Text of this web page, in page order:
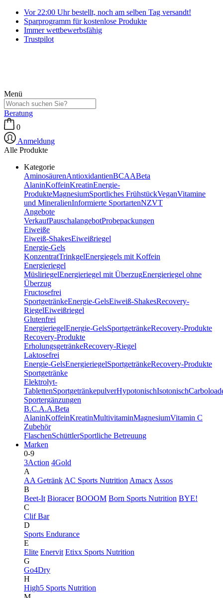
Vor 22:00 Uhr bestellt, noch am selben Tag versandt!
Sparprogramm für kostenlose Produkte
Immer wettbewerbsfähig
Trustpilot
Menü
Beratung
0
Anmeldung
Alle Produkte
Kategorie
AminosäurenAntioxidantienBCAABeta
AlaninKoffeinKreatinEnergie-
ProdukteMagnesiumSportliches FrühstückVeganVitamine
und MineralienInformierte SportartenNZVT
Angebote
VerkaufPauschalangebotProbepackungen
Eiweiße
Eiweiß-ShakesEiweißriegel
Energie-Gels
KonzentratTrinkgelEnergiegels mit Koffein
Energieriegel
MüsliriegelEnergieriegel mit ÜberzugEnergieriegel ohne
Überzug
Fructosefrei
SportgetränkeEnergie-GelsEiweiß-ShakesRecovery-
RiegelEiweißriegel
Glutenfrei
EnergieriegelEnergie-GelsSportgetränkeRecovery-Produkte
Recovery-Produkte
ErholungsgetränkeRecovery-Riegel
Laktosefrei
Energie-GelsEnergieriegelSportgetränkeRecovery-Produkte
Sportgetränke
Elektrolyt-
TablettenSportgetränkepulverHypotonischIsotonisch
Sportergänzungen
B.C.A.A.Beta
AlaninKoffeinKreatinMultivitaminMagnesiumVitamin C
Zubehör
FlaschenSchüttlerSportliche Betreuung
Marken
0-9
3Action 4Gold
A
AA Getränk AC Sports Nutrition Amacx Assos
B
Beet-It Bioracer BOOOM Born Sports Nutrition BYE!
C
Clif Bar
D
Sports Endurance
E
Elite Enervit Etixx Sports Nutrition
G
Go4Dry
H
High5 Sports Nutrition